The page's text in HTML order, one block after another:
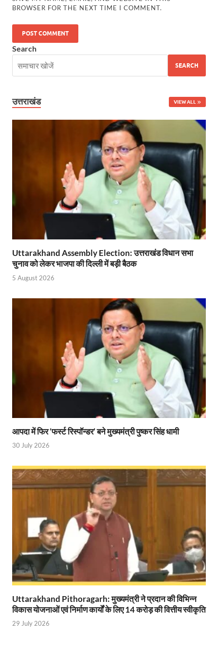
BJP National President Nitin Nabin: निर्विरोध चुने
New Jalpaiguri Railway Station: न्यू जलपाईगुड़ी
Jagran Forum: जागरण फोरम पर सीएम पुष्कर सिंह धामी
Vande Bharat Sleeper: देश को मिली पहली स्लीपर वन्दे
Vande Bharat Sleeper Update: वंदे भारत स्लीपर का
Uttarakhand Calender 2026: मुख्यमंत्री पुष्कर सिंह
Start UP Summit: उद्यमिता, नवाचार और व्यापार हमारे
Swami Vivekanand Jayanti: मुख्यमंत्री पुष्कर सिंह
PM Modi Somnath Mandir: सोमनाथ में पीएम मोदी ने
Uttar Pradesh News: ‘आभार प्रधानमंत्री जी, डबल
UP AI App: सीएम योगी के मिशन को साकार कर रहा
Aadhaar gets a face: भारतीय विशिष्ट पहचान
AI Start-Ups: प्रधानमंत्री ने भारतीय एआई स्टार्टअप्स
Hindi Salahkar Samiti: विधि एवं न्याय मंत्रालय विधायी
PANKHUDI Portal: पंखुड़ी पोर्टल का शुभारंभ,जानें क्या
Gram Panchayat Adhar: ग्राम पंचायतों में भी बनेगा
Uttarakhand Young Leaders Dialogue: विकसित
Demand for Review of FRK Policy: ऍफ़आरके नीति
CM Dhami Meeting With Nitin Gadkari: बैठक में
Kalyan Singh Jayanti: अपने नाम को उत्तर प्रदेश के
Kashi Volleyball Mahakumbh: काशी में होगा
National Highway Project: मुख्यमंत्री राज्य की
Vande Bharat Sleeper Train: वंदे भारत स्लीपर ट्रेन
Khelo India Tribes Games: देश में पहली बार हो रहे
CM Yogi Review Meeting: राजस्व के सभी मामलों का
छत्तीसगढ़ को मिला खेलो इंडिया ट्राइबल गेम्स, 14 फरवरी
BROWSER FOR THE NEXT TIME I COMMENT.
Search
SEARCH
उत्तराखंड VIEW ALL
Uttarakhand Assembly Election: उत्तराखंड विधान सभा
चुनाव को लेकर भाजपा की दिल्ली में बड़ी बैठक
5 August 2026
आपदा में फिर ‘फर्स्ट रिस्पॉन्डर’ बने मुख्यमंत्री पुष्कर सिंह धामी
30 July 2026
Uttarakhand Pithoragarh: मुख्यमंत्री ने प्रदान की विभिन्न
विकास योजनाओं एवं निर्माण कार्यों के लिए 14 करोड़ की वित्तीय स्वीकृति
29 July 2026